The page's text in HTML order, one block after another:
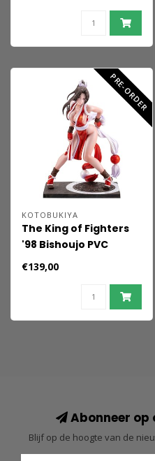
PRE-ORDER
KOTOBUKIYA
The King of Fighters
'98 Bishoujo PVC
Statue 1/7 SNK Mai
€139,00
Abonneer op
Blijf op de hoogte van de